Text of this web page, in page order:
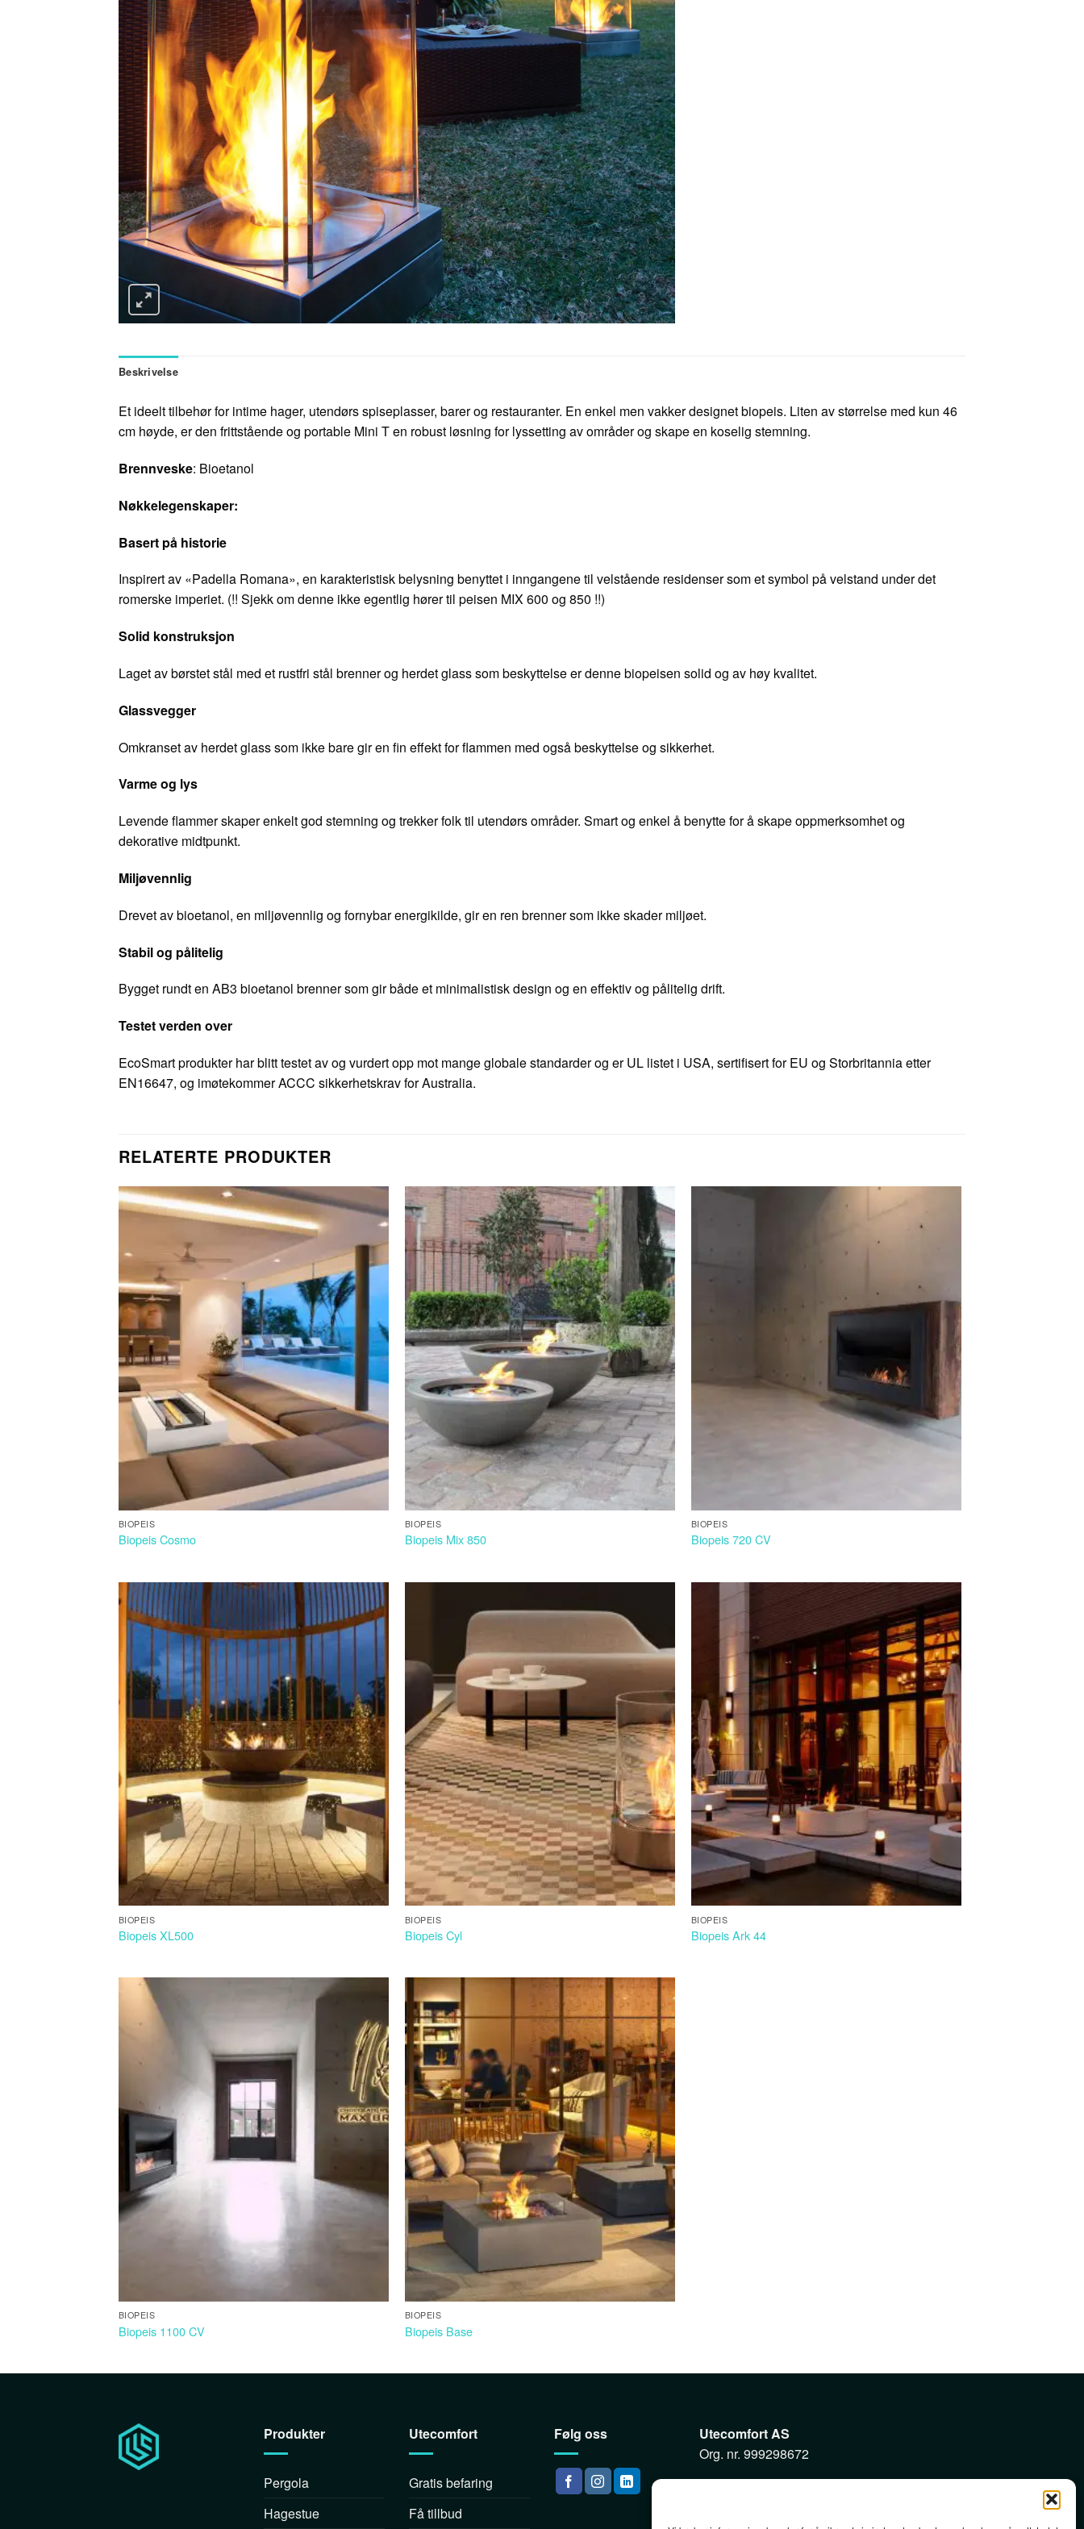
Beskrivelse
Et ideelt tilbehør for intime hager, utendørs spiseplasser, barer og restauranter. En enkel men vakker designet biopeis. Liten av størrelse med kun 46
cm høyde, er den frittstående og portable Mini T en robust løsning for lyssetting av områder og skape en koselig stemning.
Brennveske: Bioetanol
Nøkkelegenskaper:
Basert på historie
Inspirert av «Padella Romana», en karakteristisk belysning benyttet i inngangene til velstående residenser som et symbol på velstand under det
romerske imperiet. (!! Sjekk om denne ikke egentlig hører til peisen MIX 600 og 850 !!)
Solid konstruksjon
Laget av børstet stål med et rustfri stål brenner og herdet glass som beskyttelse er denne biopeisen solid og av høy kvalitet.
Glassvegger
Omkranset av herdet glass som ikke bare gir en fin effekt for flammen med også beskyttelse og sikkerhet.
Varme og lys
Levende flammer skaper enkelt god stemning og trekker folk til utendørs områder. Smart og enkel å benytte for å skape oppmerksomhet og
dekorative midtpunkt.
Miljøvennlig
Drevet av bioetanol, en miljøvennlig og fornybar energikilde, gir en ren brenner som ikke skader miljøet.
Stabil og pålitelig
Bygget rundt en AB3 bioetanol brenner som gir både et minimalistisk design og en effektiv og pålitelig drift.
Testet verden over
EcoSmart produkter har blitt testet av og vurdert opp mot mange globale standarder og er UL listet i USA, sertifisert for EU og Storbritannia etter
EN16647, og imøtekommer ACCC sikkerhetskrav for Australia.
RELATERTE PRODUKTER
BIOPEIS
Biopeis Cosmo
BIOPEIS
Biopeis Mix 850
BIOPEIS
Biopeis 720 CV
BIOPEIS
Biopeis XL500
BIOPEIS
Biopeis Cyl
BIOPEIS
Biopeis Ark 44
BIOPEIS
Biopeis 1100 CV
BIOPEIS
Biopeis Base
Produkter
Pergola
Hagestue
Utecomfort
Gratis befaring
Få tillbud
Følg oss
Utecomfort AS
Org. nr. 999298672